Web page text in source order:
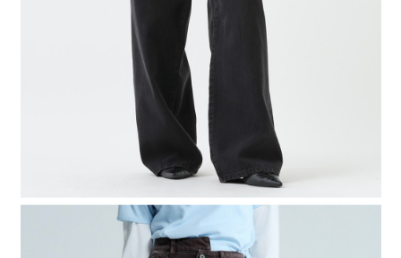
１．透過由恩沛科技股份有限公司提供之「AFTEE先享後付」服務完成之交
易，需依本服務之必要範圍內提供個人資料，並將交易相關給付款項請求債
權轉讓予恩沛科技股份有限公司。
２．關於個人資料處理事宜，請瀏覽以下網址：
https://aftee.tw/terms/#terms3
３．未成年的使用者請事先徵得法定代理人或監護人之同意方可使用
「AFTEE先享後付」，若未經同意申辦者引起之損失，本公司不負相關責
４．使用「AFTEE先享後付」時，將依據個別帳號之用戶狀況，依本公司即
時審查核予不同之上限額度；若仍有額度不足之情形，本公司將視審查結果
５．嚴禁一人註冊多個帳號或使用他人資訊註冊。若發現惡意使用之情形，
恩沛科技股份有限公司將有權停止該用戶之使用額度並採取法律行動。